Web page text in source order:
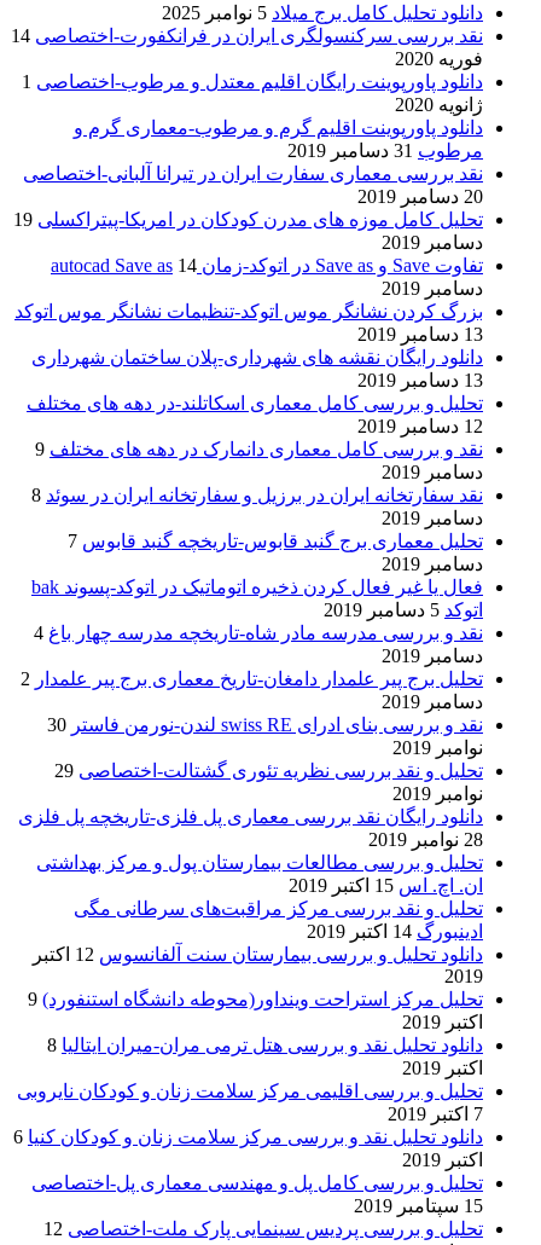
دانلود تحلیل کامل برج میلاد 5 نوامبر 2025
نقد بررسی سرکنسولگری ایران در فرانکفورت-اختصاصی 14
فوریه 2020
دانلود پاورپوینت رایگان اقلیم معتدل و مرطوب-اختصاصی 1
ژانویه 2020
دانلود پاورپوینت اقلیم گرم و مرطوب-معماری گرم و
مرطوب 31 دسامبر 2019
نقد بررسی معماری سفارت ایران در تیرانا آلبانی-اختصاصی
20 دسامبر 2019
تحلیل کامل موزه های مدرن کودکان در امریکا-پیتراکسلی 19
دسامبر 2019
تفاوت Save و Save as در اتوکد-زمان autocad Save as
14
دسامبر 2019
بزرگ کردن نشانگر موس اتوکد-تنظیمات نشانگر موس اتوکد
13 دسامبر 2019
دانلود رایگان نقشه های شهرداری-پلان ساختمان شهرداری
13 دسامبر 2019
تحلیل و بررسی کامل معماری اسکاتلند-در دهه های مختلف
12 دسامبر 2019
نقد و بررسی کامل معماری دانمارک در دهه های مختلف 9
دسامبر 2019
نقد سفارتخانه ایران در برزیل و سفارتخانه ایران در سوئد 8
دسامبر 2019
تحلیل معماری برج گنبد قابوس-تاریخچه گنبد قابوس 7
دسامبر 2019
فعال یا غیر فعال کردن ذخیره اتوماتیک در اتوکد-پسوند bak
اتوکد 5 دسامبر 2019
نقد و بررسی مدرسه مادر شاه-تاریخچه مدرسه چهار باغ 4
دسامبر 2019
تحلیل برج پیر علمدار دامغان-تاریخ معماری برج پیر علمدار 2
دسامبر 2019
نقد و بررسی بنای ادرای swiss RE لندن-نورمن فاستر
30
نوامبر 2019
تحلیل و نقد بررسی نظریه تئوری گشتالت-اختصاصی 29
نوامبر 2019
دانلود رایگان نقد بررسی معماری پل فلزی-تاریخچه پل فلزی
28 نوامبر 2019
تحلیل و بررسی مطالعات بیمارستان پول و مرکز بهداشتی
ان. اچ. اس 15 اکتبر 2019
تحلیل و نقد بررسی مرکز مراقبت‌های سرطانی مگی
ادینبورگ 14 اکتبر 2019
دانلود تحلیل و بررسی بیمارستان سنت آلفانسوس
12 اکتبر
2019
تحلیل مرکز استراحت وینداور(محوطه دانشگاه استنفورد) 9
اکتبر 2019
دانلود تحلیل نقد و بررسی هتل ترمی مران-میران ایتالیا 8
اکتبر 2019
تحلیل و بررسی اقلیمی مرکز سلامت زنان و کودکان نایروبی
7 اکتبر 2019
دانلود تحلیل نقد و بررسی مرکز سلامت زنان و کودکان کنیا 6
اکتبر 2019
تحلیل و بررسی کامل پل و مهندسی معماری پل-اختصاصی
15 سپتامبر 2019
تحلیل و بررسی پردیس سینمایی پارک ملت-اختصاصی 12